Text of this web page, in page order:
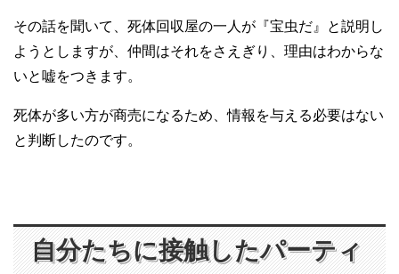
その話を聞いて、死体回収屋の一人が『宝虫だ』と説明し
ようとしますが、仲間はそれをさえぎり、理由はわからな
いと嘘をつきます。
死体が多い方が商売になるため、情報を与える必要はない
と判断したのです。
自分たちに接触したパーティ